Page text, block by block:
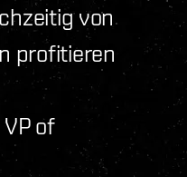
von
profitieren
of